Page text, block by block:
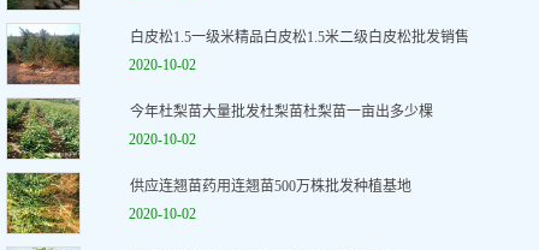
白皮松1.5一级米精品白皮松1.5米二级白皮松批发销售
2020-10-02
今年杜梨苗大量批发杜梨苗杜梨苗一亩出多少棵
2020-10-02
供应连翘苗药用连翘苗500万株批发种植基地
2020-10-02